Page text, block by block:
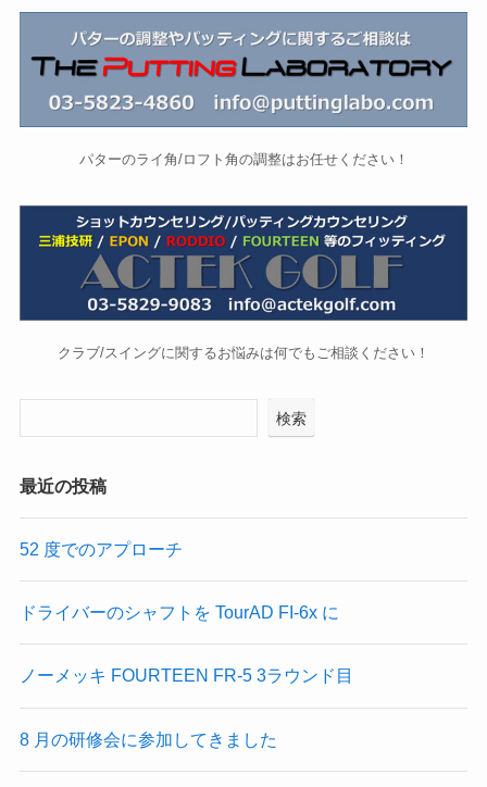
パターのライ角/ロフト角の調整はお任せください！
クラブ/スイングに関するお悩みは何でもご相談ください！
検索
最近の投稿
52 度でのアプローチ
ドライバーのシャフトを TourAD FI-6x に
ノーメッキ FOURTEEN FR-5 3ラウンド目
8 月の研修会に参加してきました